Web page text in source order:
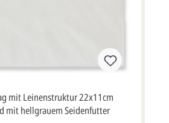
mit Leinenstruktur 22x11cm
mit hellgrauem Seidenfutter